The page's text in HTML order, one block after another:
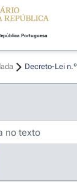
Portuguesa
Decreto-Lei